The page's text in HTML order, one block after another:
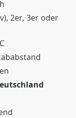
2er, 3er oder